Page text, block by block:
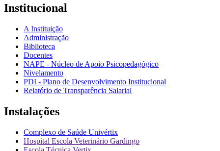
Institucional
A Instituição
Administração
Biblioteca
Docentes
NAPE - Núcleo de Apoio Psicopedagógico
Nivelamento
PDI - Plano de Desenvolvimento Institucional
Relatório de Transparência Salarial
Instalações
Complexo de Saúde Univértix
Hospital Escola Veterinário Gardingo